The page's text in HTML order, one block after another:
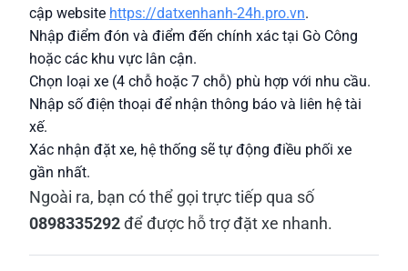
cập website https://datxenhanh-24h.pro.vn.
Nhập điểm đón và điểm đến chính xác tại Gò Công
hoặc các khu vực lân cận.
Chọn loại xe (4 chỗ hoặc 7 chỗ) phù hợp với nhu cầu.
Nhập số điện thoại để nhận thông báo và liên hệ tài
xế.
Xác nhận đặt xe, hệ thống sẽ tự động điều phối xe
gần nhất.
Ngoài ra, bạn có thể gọi trực tiếp qua số
0898335292để được hỗ trợ đặt xe nhanh.